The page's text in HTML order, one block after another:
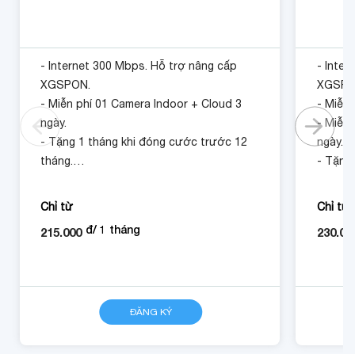
- Internet 300 Mbps. Hỗ trợ nâng cấp
XGSPON.
- Miễn phí 01 Camera Indoor + Cloud 3
ngày.
- Tặng 1 tháng khi đóng cước trước 12
tháng.
Chỉ từ
215.000 đ/1 tháng
ĐĂNG KÝ
-
- Miễn
- Miễn
ngày.
-
Chỉ từ